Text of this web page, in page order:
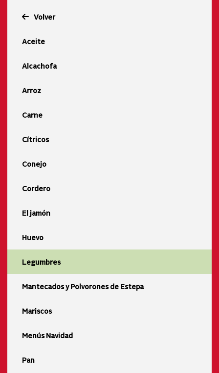
Volver
Aceite
Alcachofa
Arroz
Carne
Cítricos
Conejo
Cordero
El jamón
Huevo
Legumbres
Mantecados y Polvorones de Estepa
Mariscos
Menús Navidad
Pan